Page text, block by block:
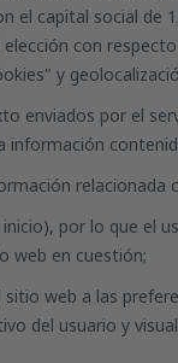
el capital social
con
y
enviados por el
por lo que el
web en cuestión;
web a las
del usuario y